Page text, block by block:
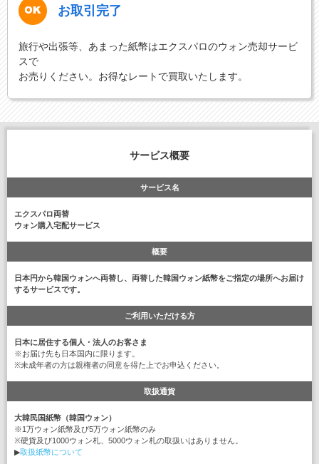
お取引完了
旅行や出張等、あまった紙幣はエクスパロのウォン売却サービ
スで
お売りください。お得なレートで買取いたします。
サービス概要
サービス名
エクスパロ両替
ウォン購入宅配サービス
概要
日本円から韓国ウォンへ両替し、両替した韓国ウォン紙幣をご指定の場所へお届け
するサービスです。
ご利用いただける方
日本に居住する個人・法人のお客さま
※お届け先も日本国内に限ります。
※未成年者の方は親権者の同意を得た上でお申込ください。
取扱通貨
大韓民国紙幣（韓国ウォン）
※1万ウォン紙幣及び5万ウォン紙幣のみ
※硬貨及び1000ウォン札、5000ウォン札の取扱いはありません。
▶取扱紙幣について